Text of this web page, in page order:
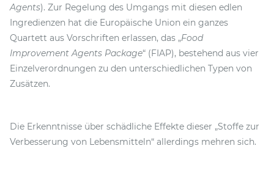
Agents). Zur Regelung des Umgangs mit diesen edlen
Ingredienzen hat die Europäische Union ein ganzes
Quartett aus Vorschriften erlassen, das „Food
Improvement Agents Package“ (FIAP), bestehend aus vier
Einzelverordnungen zu den unterschiedlichen Typen von
Zusätzen.
Die Erkenntnisse über schädliche Effekte dieser „Stoffe zur
Verbesserung von Lebensmitteln“ allerdings mehren sich.